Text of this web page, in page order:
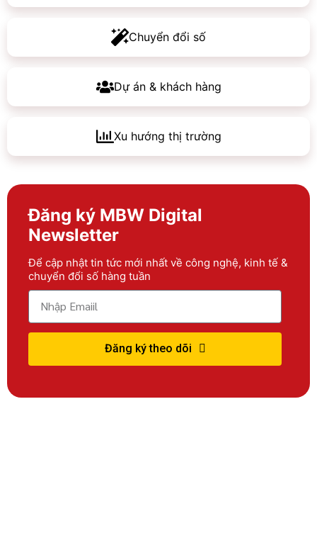
Chuyển đổi số
Dự án & khách hàng
Xu hướng thị trường
Đăng ký MBW Digital
Newsletter
Để cập nhật tin tức mới nhất về công nghệ, kinh tế &
chuyển đổi số hàng tuần
Đăng ký theo dõi